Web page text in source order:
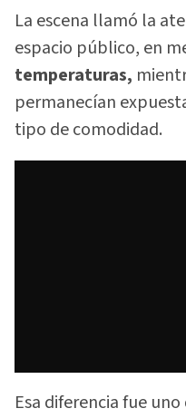
La escena llamó la
espacio público, en
temperaturas,
permanecían
tipo de comodidad.
Esa diferencia fue